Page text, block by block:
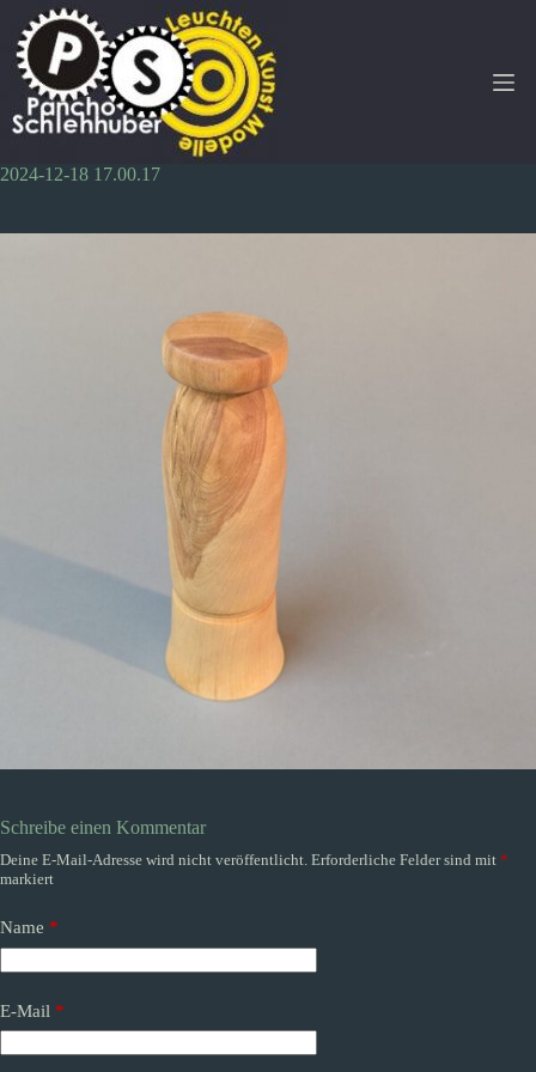
Inhalt
springen
2024-12-18 17.00.17
Schreibe einen Kommentar
Deine E-Mail-Adresse wird nicht veröffentlicht. Erforderliche Felder sind mit *
markiert
Name *
E-Mail *